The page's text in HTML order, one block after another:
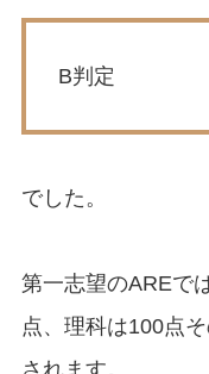
B判定
でした。
第一志望のAREで
点、理科は100点